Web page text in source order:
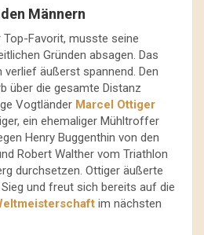
Männern
Top-Favorit, musste seine
Gründen absagen. Das
verlief äußerst spannend. Den
über die gesamte Distanz
Vogtländer Marcel Ottiger
ein ehemaliger Mühltroffer
Henry Buggenthin von den
Robert Walther vom Triathlon
durchsetzen. Ottiger äußerte
und freut sich bereits auf die
im nächsten